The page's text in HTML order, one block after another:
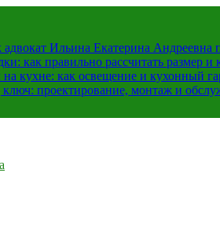
адвокат Ильина Екатерина Андреевна
как правильно рассчитать размер
кухне: как освещение и кухонный
проектирование, монтаж и